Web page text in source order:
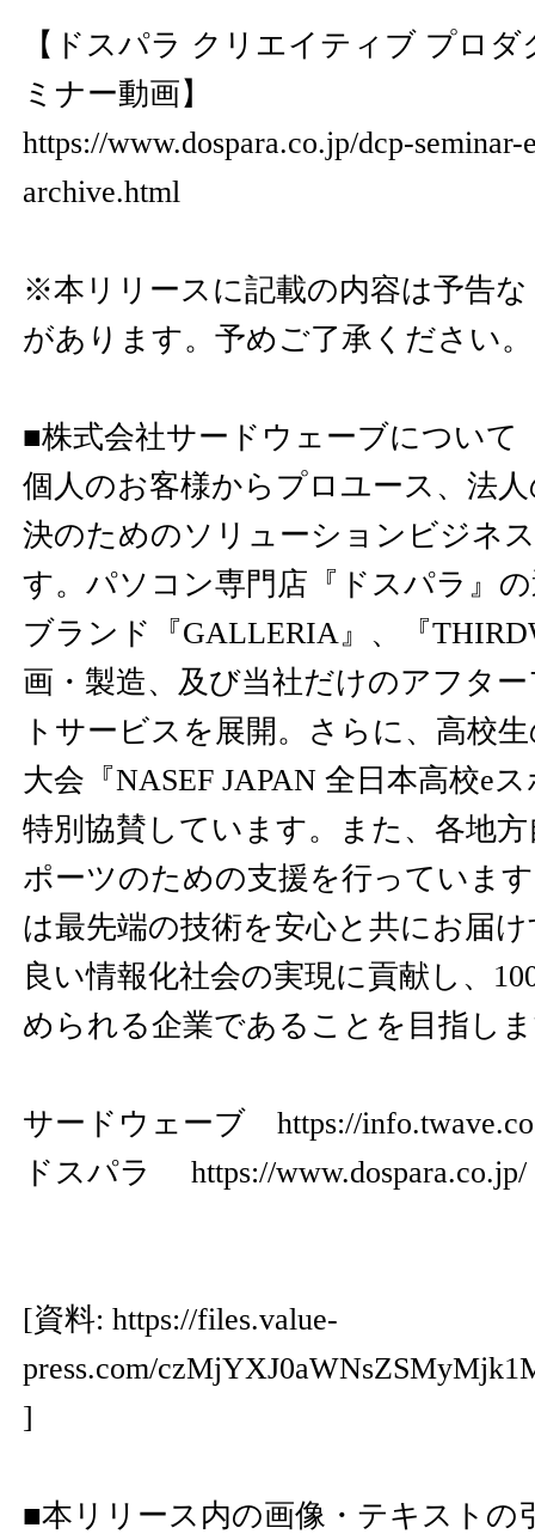
【ドスパラ クリエイティブ プロ
ミナー動画】
https://www.dospara.co.jp/dcp-seminar-
archive.html
※本リリースに記載の内容は予告
があります。予めご了承ください。
■株式会社サードウェーブについて
個人のお客様からプロユース、法
決のためのソリューションビジネ
す。パソコン専門店『ドスパラ』
ブランド『GALLERIA』、『
画・製造、及び当社だけのアフタ
トサービスを展開。さらに、高校
大会『NASEF JAPAN 全日本高校e
特別協賛しています。また、各地
ポーツのための支援を行っていま
は最先端の技術を安心と共にお届
良い情報化社会の実現に貢献し、
められる企業であることを目指し
サードウェーブ https://
ドスパラ https://www.dospara.co.jp/
[資料: https://files.value-
press.com/
]
■本リリース内の画像・テキストの